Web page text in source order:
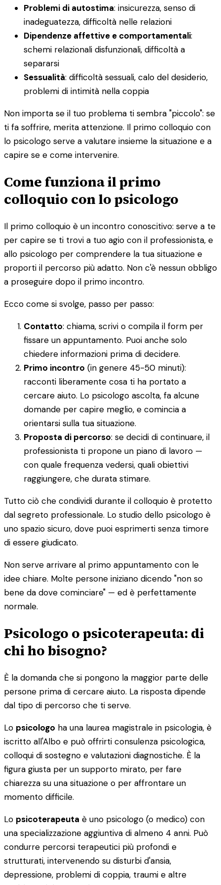
Problemi di autostima: insicurezza, senso di
inadeguatezza, difficoltà nelle relazioni
Dipendenze affettive e comportamentali:
schemi relazionali disfunzionali, difficoltà a
separarsi
Sessualità: difficoltà sessuali, calo del desiderio,
problemi di intimità nella coppia
Non importa se il tuo problema ti sembra "piccolo": se
ti fa soffrire, merita attenzione. Il primo colloquio con
lo psicologo serve a valutare insieme la situazione e a
capire se e come intervenire.
Come funziona il primo
colloquio con lo psicologo
Il primo colloquio è un incontro conoscitivo: serve a te
per capire se ti trovi a tuo agio con il professionista, e
allo psicologo per comprendere la tua situazione e
proporti il percorso più adatto. Non c'è nessun obbligo
a proseguire dopo il primo incontro.
Ecco come si svolge, passo per passo:
Contatto: chiama, scrivi o compila il form per
fissare un appuntamento. Puoi anche solo
chiedere informazioni prima di decidere.
Primo incontro (in genere 45-50 minuti):
racconti liberamente cosa ti ha portato a
cercare aiuto. Lo psicologo ascolta, fa alcune
domande per capire meglio, e comincia a
orientarsi sulla tua situazione.
Proposta di percorso: se decidi di continuare, il
professionista ti propone un piano di lavoro —
con quale frequenza vedersi, quali obiettivi
raggiungere, che durata stimare.
Tutto ciò che condividi durante il colloquio è protetto
dal segreto professionale. Lo studio dello psicologo è
uno spazio sicuro, dove puoi esprimerti senza timore
di essere giudicato.
Non serve arrivare al primo appuntamento con le
idee chiare. Molte persone iniziano dicendo "non so
bene da dove cominciare" — ed è perfettamente
normale.
Psicologo o psicoterapeuta: di
chi ho bisogno?
È la domanda che si pongono la maggior parte delle
persone prima di cercare aiuto. La risposta dipende
dal tipo di percorso che ti serve.
Lo psicologo ha una laurea magistrale in psicologia, è
iscritto all'Albo e può offrirti consulenza psicologica,
colloqui di sostegno e valutazioni diagnostiche. È la
figura giusta per un supporto mirato, per fare
chiarezza su una situazione o per affrontare un
momento difficile.
Lo psicoterapeuta è uno psicologo (o medico) con
una specializzazione aggiuntiva di almeno 4 anni. Può
condurre percorsi terapeutici più profondi e
strutturati, intervenendo su disturbi d'ansia,
depressione, problemi di coppia, traumi e altre